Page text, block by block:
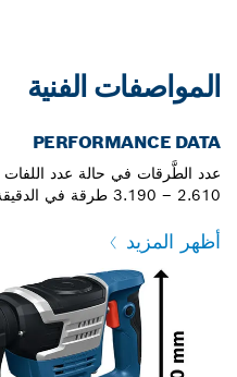
المواصفات الفنية
PERFORMANCE DATA
عدد الطَّرقات في حالة عدد اللفات
2.610 – 3.190 طرقة في الدقيقة
أظهر المزيد